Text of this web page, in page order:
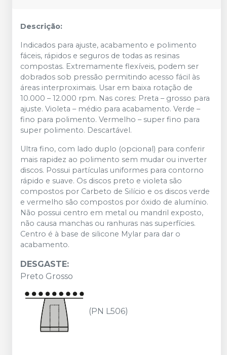
Descrição:
Indicados para ajuste, acabamento e polimento
fáceis, rápidos e seguros de todas as resinas
compostas. Extremamente flexíveis, podem ser
dobrados sob pressão permitindo acesso fácil às
áreas interproximais. Usar em baixa rotação de
10.000 – 12.000 rpm. Nas cores: Preta – grosso para
ajuste. Violeta – médio para acabamento. Verde –
fino para polimento. Vermelho – super fino para
super polimento. Descartável.
Ultra fino, com lado duplo (opcional) para conferir
mais rapidez ao polimento sem mudar ou inverter
discos. Possui partículas uniformes para contorno
rápido e suave. Os discos preto e violeta são
compostos por Carbeto de Silício e os discos verde
e vermelho são compostos por óxido de alumínio.
Não possui centro em metal ou mandril exposto,
não causa manchas ou ranhuras nas superfícies.
Centro é à base de silicone Mylar para dar o
acabamento.
DESGASTE:
Preto Grosso
(PN L506)